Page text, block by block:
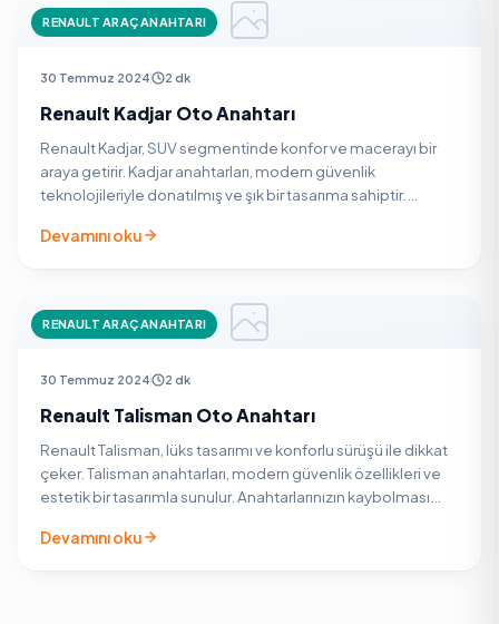
RENAULT ARAÇ ANAHTARI
30 Temmuz 2024 2 dk
Renault Kadjar Oto Anahtarı
Renault Kadjar, SUV segmentinde konfor ve macerayı bir
araya getirir. Kadjar anahtarları, modern güvenlik
teknolojileriyle donatılmış ve şık bir tasarıma sahiptir.
Devamını oku
RENAULT ARAÇ ANAHTARI
30 Temmuz 2024 2 dk
Renault Talisman Oto Anahtarı
Renault Talisman, lüks tasarımı ve konforlu sürüşü ile dikkat
çeker. Talisman anahtarları, modern güvenlik özellikleri ve
estetik bir tasarımla sunulur. Anahtarlarınızın kaybolması
Devamını oku